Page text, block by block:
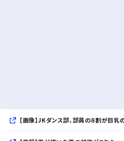
【画像】JKダンス部、部員の８割が巨乳